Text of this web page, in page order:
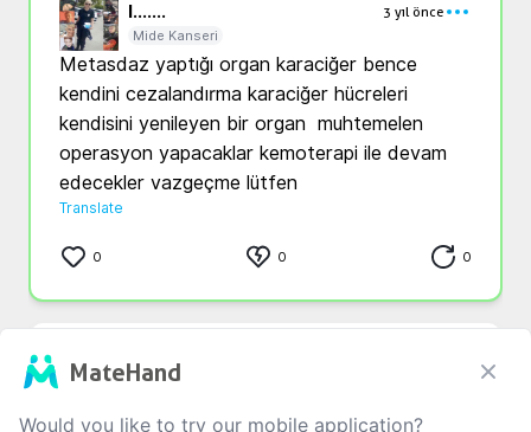
l.......
3 yıl önce
Mide Kanseri
Metasdaz yaptığı organ karaciğer bence
kendini cezalandırma karaciğer hücreleri
kendisini yenileyen bir organ  muhtemelen
operasyon yapacaklar kemoterapi ile devam
edecekler vazgeçme lütfen
Translate
0 0 0
a...t...
Kesinlikle tedaviye başlanılmalı çoğunlukla
MateHand
Would you like to try our mobile application?